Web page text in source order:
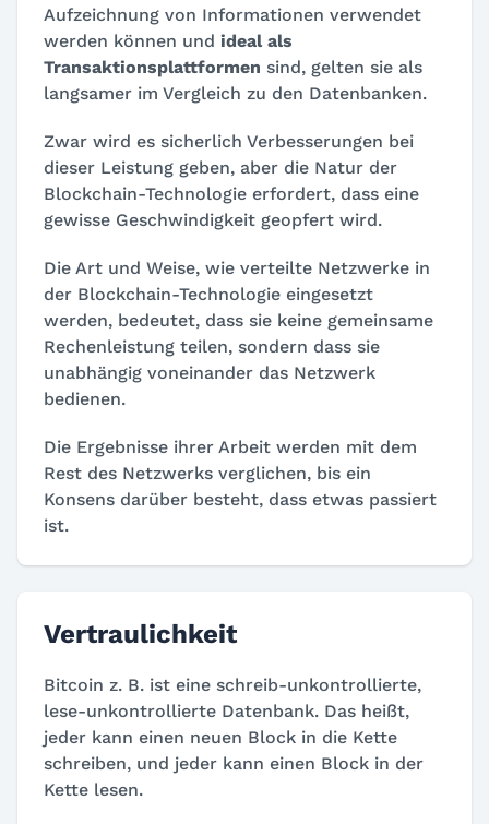
Aufzeichnung von Informationen verwendet
werden können und ideal als
Transaktionsplattformen sind, gelten sie als
langsamer im Vergleich zu den Datenbanken.
Zwar wird es sicherlich Verbesserungen bei
dieser Leistung geben, aber die Natur der
Blockchain-Technologie erfordert, dass eine
gewisse Geschwindigkeit geopfert wird.
Die Art und Weise, wie verteilte Netzwerke in
der Blockchain-Technologie eingesetzt
werden, bedeutet, dass sie keine gemeinsame
Rechenleistung teilen, sondern dass sie
unabhängig voneinander das Netzwerk
bedienen.
Die Ergebnisse ihrer Arbeit werden mit dem
Rest des Netzwerks verglichen, bis ein
Konsens darüber besteht, dass etwas passiert
ist.
Vertraulichkeit
Bitcoin z. B. ist eine schreib-unkontrollierte,
lese-unkontrollierte Datenbank. Das heißt,
jeder kann einen neuen Block in die Kette
schreiben, und jeder kann einen Block in der
Kette lesen.